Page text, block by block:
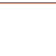
携 企業一覧